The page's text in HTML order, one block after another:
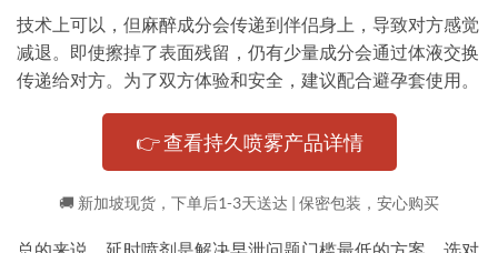
技术上可以，但麻醉成分会传递到伴侣身上，导致对方感觉
减退。即使擦掉了表面残留，仍有少量成分会通过体液交换
传递给对方。为了双方体验和安全，建议配合避孕套使用。
👉 查看持久喷雾产品详情
🚚 新加坡现货，下单后1-3天送达 | 保密包装，安心购买